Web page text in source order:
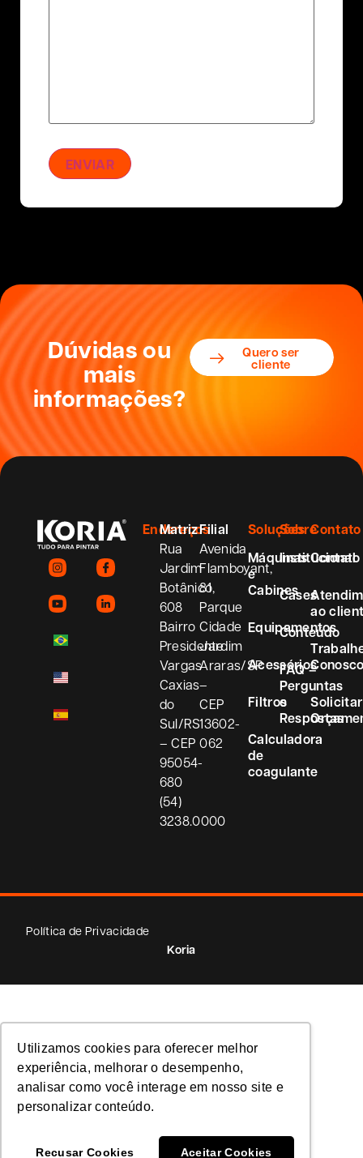
Utilizamos cookies para oferecer melhor
experiência, melhorar o desempenho,
analisar como você interage em nosso site e
personalizar conteúdo.
Recusar Cookies Aceitar Cookies
Dúvidas ou
mais
informações?
Quero ser
cliente
Endereços
Matriz
Rua
Jardim
Botânico,
608
Bairro
Presidente
Vargas
Caxias
do
Sul/RS
– CEP
95054-
680
(54)
3238.0000
Filial
Avenida
Flamboyant,
81
Parque
Cidade
Jardim
Araras/SP
–
CEP
13602-
062
Soluções
Máquinas
e
Cabines
Equipamentos
Acessórios
Filtros
Calculadora
de
coagulante
Sobre
Institucional
Cases
Conteúdo
FAQ –
Perguntas
e
Respostas
Contato
Contato
ao
Solicitar
Política de Privacidade
Koria